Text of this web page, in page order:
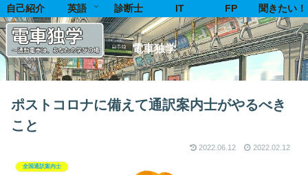
電車独学
自己紹介 英語 診断士 IT FP 聞きたい！
ポストコロナに備えて通訳案内士がやるべき
こと
2022.06.12 2022.02.12
全国通訳案内士